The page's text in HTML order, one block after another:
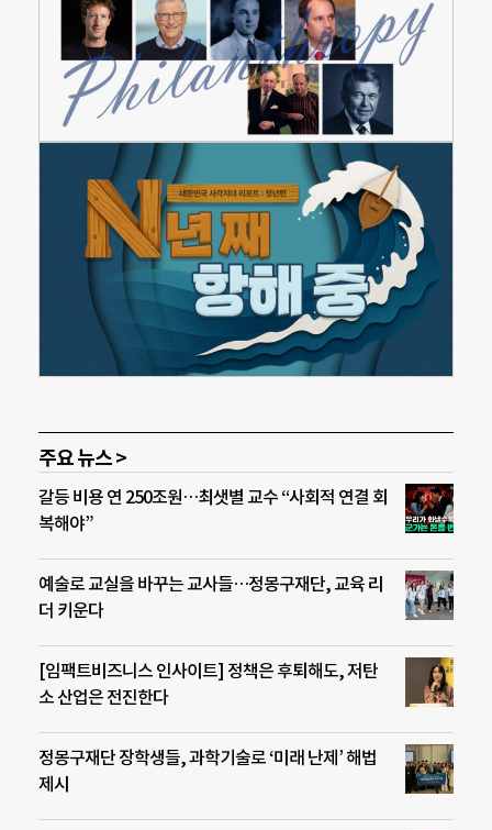
주요 뉴스 >
갈등 비용 연 250조원…최샛별 교수 “사회적 연결 회
복해야”
예술로 교실을 바꾸는 교사들…정몽구재단, 교육 리
더 키운다
[임팩트비즈니스 인사이트] 정책은 후퇴해도, 저탄
소 산업은 전진한다
정몽구재단 장학생들, 과학기술로 ‘미래 난제’ 해법
제시